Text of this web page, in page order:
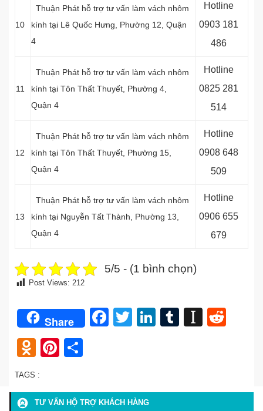
10
Thuận Phát hỗ trợ tư vấn làm vách nhôm
kính tại Lê Quốc Hưng, Phường 12, Quận
4
Hotline
0903 181
486
11
Thuận Phát hỗ trợ tư vấn làm vách nhôm
kính tại Tôn Thất Thuyết, Phường 4,
Quận 4
Hotline
0825 281
514
12
Thuận Phát hỗ trợ tư vấn làm vách nhôm
kính tại Tôn Thất Thuyết, Phường 15,
Quận 4
Hotline
0908 648
509
13
Thuận Phát hỗ trợ tư vấn làm vách nhôm
kính tại Nguyễn Tất Thành, Phường 13,
Quận 4
Hotline
0906 655
679
5/5 - (1 bình chọn)
Post Views: 212
Share Facebook
TwitterLinkedIn
Tumblr
Odnoklassniki
Pinterest
TAGS :
TƯ VẤN HỘ TRỢ KHÁCH HÀNG